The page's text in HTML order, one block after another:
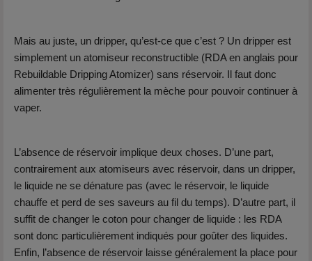
Mais au juste, un dripper, qu’est-ce que c’est ? Un dripper est
simplement un atomiseur reconstructible (RDA en anglais pour
Rebuildable Dripping Atomizer) sans réservoir. Il faut donc
alimenter très régulièrement la mèche pour pouvoir continuer à
vaper.
L’absence de réservoir implique deux choses. D’une part,
contrairement aux atomiseurs avec réservoir, dans un dripper,
le liquide ne se dénature pas (avec le réservoir, le liquide
chauffe et perd de ses saveurs au fil du temps). D’autre part, il
suffit de changer le coton pour changer de liquide : les RDA
sont donc particulièrement indiqués pour goûter des liquides.
Enfin, l’absence de réservoir laisse généralement la place pour